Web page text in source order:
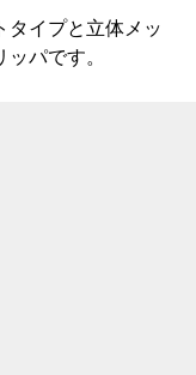
タイプと立体メッ
パです。